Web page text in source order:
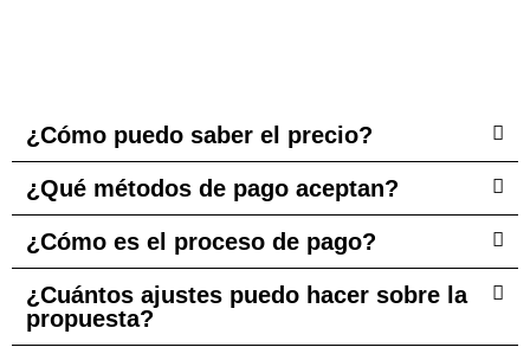
¿Cómo puedo saber el precio?
¿Qué métodos de pago aceptan?
¿Cómo es el proceso de pago?
¿Cuántos ajustes puedo hacer sobre la
propuesta?